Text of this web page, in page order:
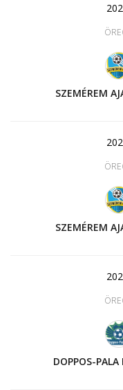
SZEMÉREM
SZEMÉREM
DOPPOS-PALA